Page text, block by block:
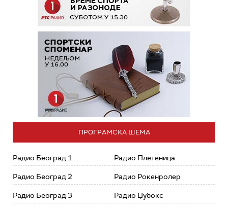
ПРОГРАМСКА ШЕМА
Радио Београд 1
Радио Београд 2
Радио Београд 3
Радио Плетеница
Радио Рокенролер
Радио Џубокс